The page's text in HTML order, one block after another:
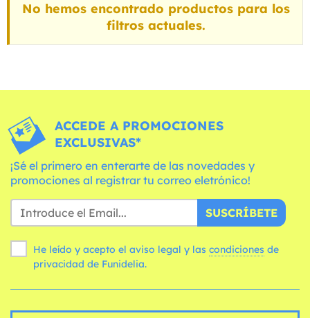
No hemos encontrado productos para los
filtros actuales.
ACCEDE A PROMOCIONES
EXCLUSIVAS*
¡Sé el primero en enterarte de las novedades y
promociones al registrar tu correo eletrónico!
SUSCRÍBETE
He leído y acepto el aviso legal y las condiciones
privacidad de Funidelia.